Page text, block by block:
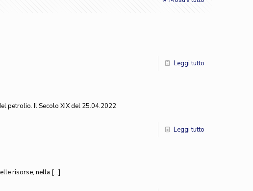
Leggi tutto
petrolio. Il Secolo XIX del 25.04.2022
Leggi tutto
risorse, nella […]